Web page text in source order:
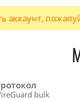
аккаунт,
bulk